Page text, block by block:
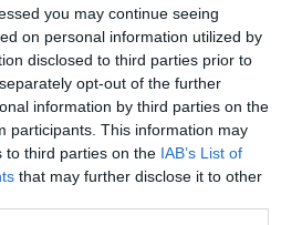
you may continue seeing
on personal information utilized by
disclosed to third parties prior to
opt-out of the further
information by third parties on the
participants. This information may
to third parties on the IAB’s List of
that may further disclose it to other